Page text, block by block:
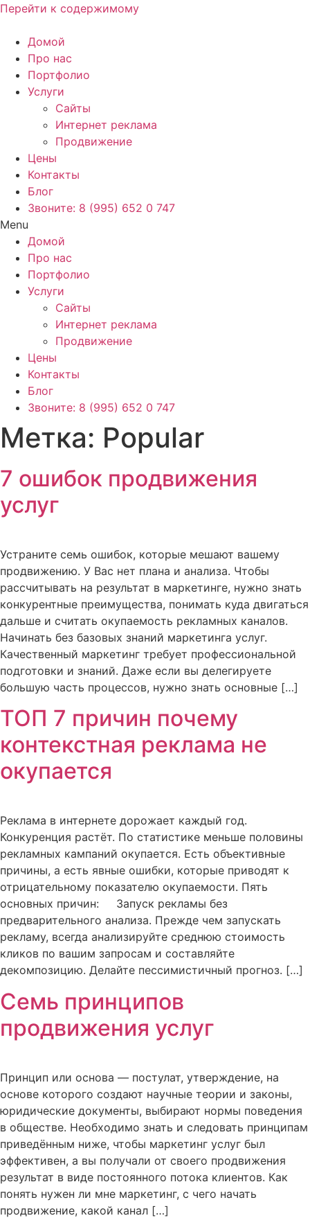
Перейти к содержимому
Домой
Про нас
Портфолио
Услуги
Сайты
Интернет реклама
Продвижение
Цены
Контакты
Блог
Звоните: 8 (995) 652 0 747
Menu
Домой
Про нас
Портфолио
Услуги
Сайты
Интернет реклама
Продвижение
Цены
Контакты
Блог
Звоните: 8 (995) 652 0 747
Метка: Popular
7 ошибок продвижения
услуг
Устраните семь ошибок, которые мешают вашему
продвижению. У Вас нет плана и анализа. Чтобы
рассчитывать на результат в маркетинге, нужно знать
конкурентные преимущества, понимать куда двигаться
дальше и считать окупаемость рекламных каналов.
Начинать без базовых знаний маркетинга услуг.
Качественный маркетинг требует профессиональной
подготовки и знаний. Даже если вы делегируете
большую часть процессов, нужно знать основные […]
ТОП 7 причин почему
контекстная реклама не
окупается
Реклама в интернете дорожает каждый год.
Конкуренция растёт. По статистике меньше половины
рекламных кампаний окупается. Есть объективные
причины, а есть явные ошибки, которые приводят к
отрицательному показателю окупаемости. Пять
основных причин: Запуск рекламы без
предварительного анализа. Прежде чем запускать
рекламу, всегда анализируйте среднюю стоимость
кликов по вашим запросам и составляйте
декомпозицию. Делайте пессимистичный прогноз. […]
Семь принципов
продвижения услуг
Принцип или основа — постулат, утверждение, на
основе которого создают научные теории и законы,
юридические документы, выбирают нормы поведения
в обществе. Необходимо знать и следовать принципам
приведённым ниже, чтобы маркетинг услуг был
эффективен, а вы получали от своего продвижения
результат в виде постоянного потока клиентов. Как
понять нужен ли мне маркетинг, с чего начать
продвижение, какой канал […]